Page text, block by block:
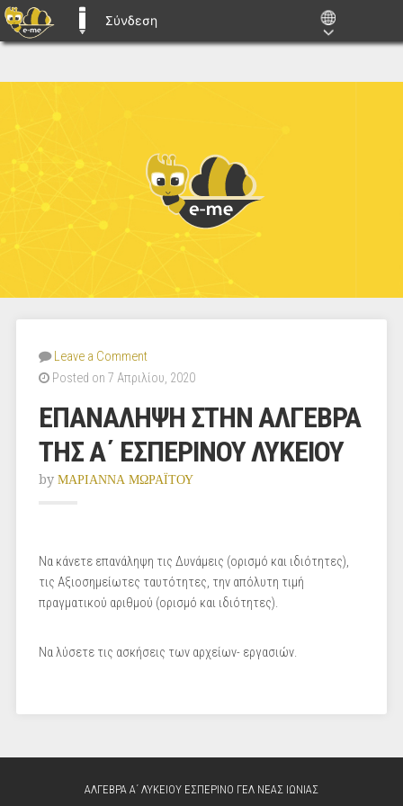
E-ME BLOGS
Σύνδεση
Leave a Comment
Posted on 7 Απριλίου, 2020
ΕΠΑΝΑΛΗΨΗ ΣΤΗΝ ΑΛΓΕΒΡΑ
ΤΗΣ Α΄ ΕΣΠΕΡΙΝΟΥ ΛΥΚΕΙΟΥ
by ΜΑΡΙΑΝΝΑ ΜΩΡΑΪΤΟΥ
Να κάνετε επανάληψη τις Δυνάμεις (ορισμό και ιδιότητες),
τις Αξιοσημείωτες ταυτότητες, την απόλυτη τιμή
πραγματικού αριθμού (ορισμό και ιδιότητες).
Να λύσετε τις ασκήσεις των αρχείων- εργασιών.
ΑΛΓΕΒΡΑ Α΄ ΛΥΚΕΙΟΥ ΕΣΠΕΡΙΝΟ ΓΕΛ ΝΕΑΣ ΙΩΝΙΑΣ